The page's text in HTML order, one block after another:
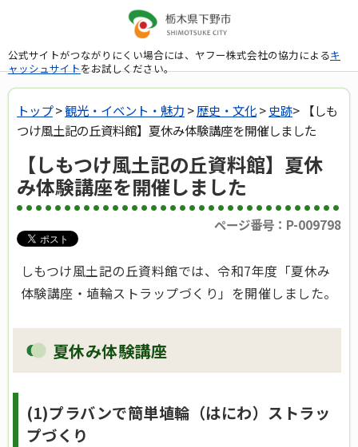
公式サイトがつながりにくい場合には、ヤフー株式会社の協力によるキ
ャッシュサイトをお試しください。
トップ>観光・イベント・魅力 >歴史・文化>史跡> 【しも
つけ風土記の丘資料館】夏休み体験講座を開催しました
【しもつけ風土記の丘資料館】夏休
み体験講座を開催しました
ページ番号：P-009798
しもつけ風土記の丘資料館では、令和7年度「夏休み
体験講座・埴輪ストラップづくり」を開催しました。
夏休み体験講座
(1)プラバンで簡単埴輪（はにわ）ストラッ
プづくり